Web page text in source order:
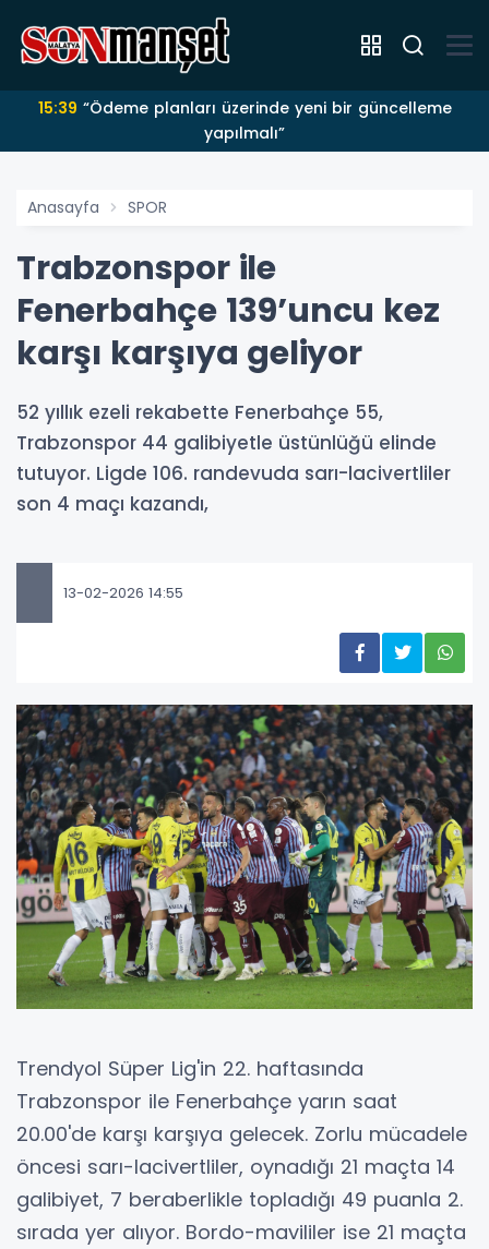
15:39
yapılmalı”
Anasayfa SPOR
Trabzonspor ile
Fenerbahçe 139’uncu kez
karşı karşıya geliyor
52 yıllık ezeli rekabette Fenerbahçe 55,
Trabzonspor 44 galibiyetle üstünlüğü elinde
tutuyor. Ligde 106. randevuda sarı-lacivertliler
son 4 maçı kazandı,
13-02-2026 14:55
Trendyol Süper Lig'in 22. haftasında
Trabzonspor ile Fenerbahçe yarın saat
20.00'de karşı karşıya gelecek. Zorlu mücadele
öncesi sarı-lacivertliler, oynadığı 21 maçta 14
galibiyet, 7 beraberlikle topladığı 49 puanla 2.
sırada yer alıyor. Bordo-mavililer ise 21 maçta